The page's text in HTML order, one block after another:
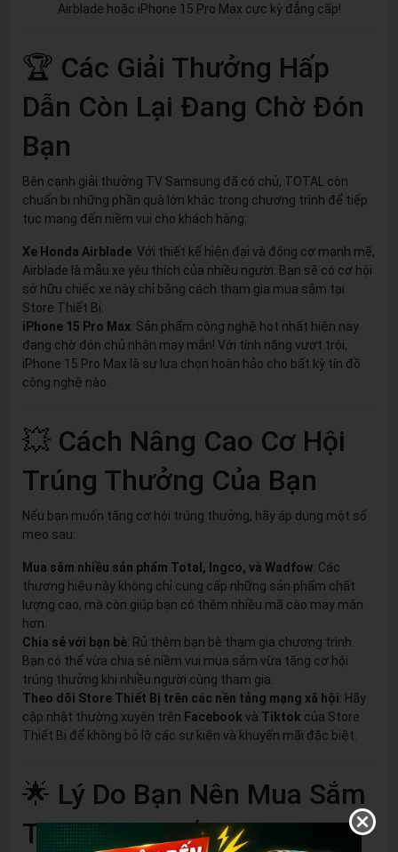
Airblade hoặc iPhone 15 Pro Max cực kỳ đẳng cấp!
🏆 Các Giải Thưởng Hấp
Dẫn Còn Lại Đang Chờ Đón
Bạn
Bên cạnh giải thưởng TV Samsung đã có chủ, TOTAL còn
chuẩn bị những phần quà lớn khác trong chương trình để tiếp
tục mang đến niềm vui cho khách hàng:
Xe Honda Airblade: Với thiết kế hiện đại và động cơ mạnh mẽ,
Airblade là mẫu xe yêu thích của nhiều người. Bạn sẽ có cơ hội
sở hữu chiếc xe này chỉ bằng cách tham gia mua sắm tại
Store Thiết Bị.
iPhone 15 Pro Max: Sản phẩm công nghệ hot nhất hiện nay
đang chờ đón chủ nhân may mắn! Với tính năng vượt trội,
iPhone 15 Pro Max là sự lựa chọn hoàn hảo cho bất kỳ tín đồ
công nghệ nào.
💥 Cách Nâng Cao Cơ Hội
Trúng Thưởng Của Bạn
Nếu bạn muốn tăng cơ hội trúng thưởng, hãy áp dụng một số
mẹo sau:
Mua sắm nhiều sản phẩm Total, Ingco, và Wadfow: Các
thương hiệu này không chỉ cung cấp những sản phẩm chất
lượng cao, mà còn giúp bạn có thêm nhiều mã cào may mắn
hơn.
Chia sẻ với bạn bè: Rủ thêm bạn bè tham gia chương trình.
Bạn có thể vừa chia sẻ niềm vui mua sắm vừa tăng cơ hội
trúng thưởng khi nhiều người cùng tham gia.
Theo dõi Store Thiết Bị trên các nền tảng mạng xã hội: Hãy
cập nhật thường xuyên trên Facebook và Tiktok của Store
Thiết Bị để không bỏ lỡ các sự kiện và khuyến mãi đặc biệt.
🌟 Lý Do Bạn Nên Mua Sắm
Tại Store Thiết Bị